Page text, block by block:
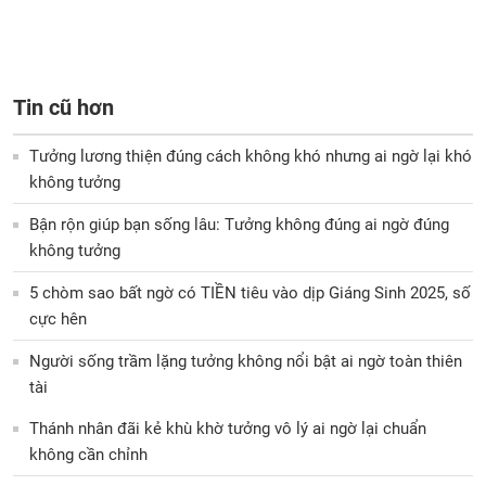
Tin cũ hơn
Tưởng lương thiện đúng cách không khó nhưng ai ngờ lại khó
không tưởng
Bận rộn giúp bạn sống lâu: Tưởng không đúng ai ngờ đúng
không tưởng
5 chòm sao bất ngờ có TIỀN tiêu vào dịp Giáng Sinh 2025, số
cực hên
Người sống trầm lặng tưởng không nổi bật ai ngờ toàn thiên
tài
Thánh nhân đãi kẻ khù khờ tưởng vô lý ai ngờ lại chuẩn
không cần chỉnh